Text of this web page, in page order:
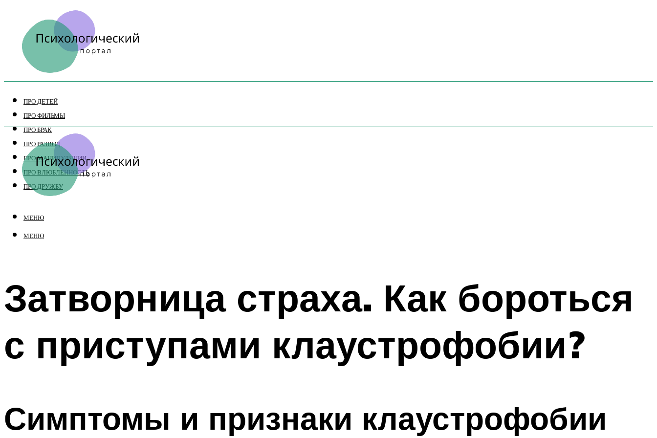
ПРО ДЕТЕЙ
ПРО ФИЛЬМЫ
ПРО БРАК
ПРО РАЗВОД
ПРО МАНИПУЛЯЦИИ
ПРО ВЛЮБЛЕННОСТЬ
ПРО ДРУЖБУ
МЕНЮ
МЕНЮ
Затворница страха. Как бороться
с приступами клаустрофобии?
Симптомы и признаки клаустрофобии